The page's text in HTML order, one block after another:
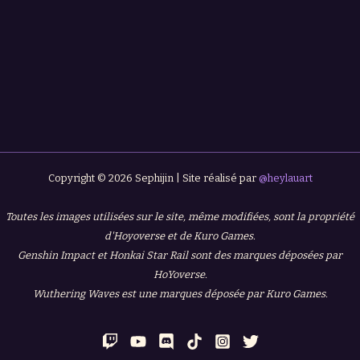
Copyright © 2026 Sephijin | Site réalisé par @heylauart
Toutes les images utilisées sur le site, même modifiées, sont la propriété
d'Hoyoverse et de Kuro Games.
Genshin Impact et Honkai Star Rail sont des marques déposées par
HoYoverse.
Wuthering Waves est une marques déposée par Kuro Games.